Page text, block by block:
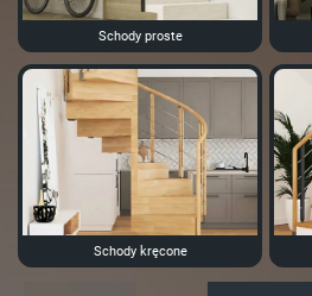
Schody proste
Schody kręcone